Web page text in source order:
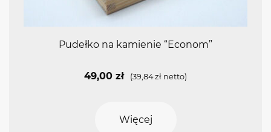
Pudełko na kamienie “Econom”
49,00 zł (39,84zł netto)
Więcej